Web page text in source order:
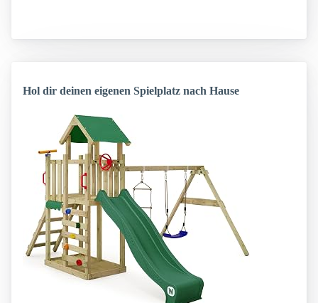
Hol dir deinen eigenen Spielplatz nach Hause